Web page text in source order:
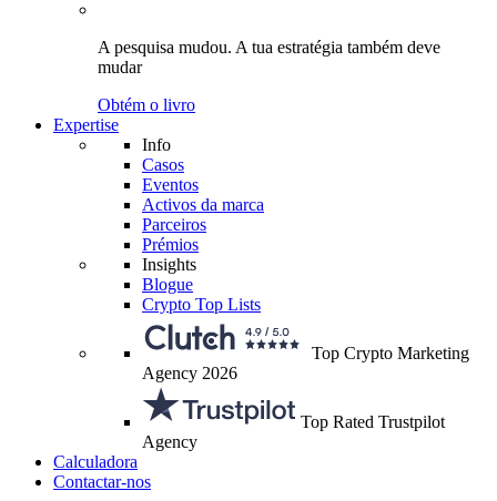
A pesquisa mudou. A tua estratégia também deve
mudar
Obtém o livro
Expertise
Info
Casos
Eventos
Activos da marca
Parceiros
Prémios
Insights
Blogue
Crypto Top Lists
Top Crypto Marketing
Agency 2026
Top Rated Trustpilot
Agency
Calculadora
Contactar-nos